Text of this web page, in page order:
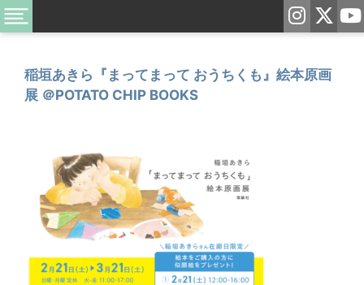
稲垣あきら『まってまって おうちくも』絵本原画
展 ＠POTATO CHIP BOOKS